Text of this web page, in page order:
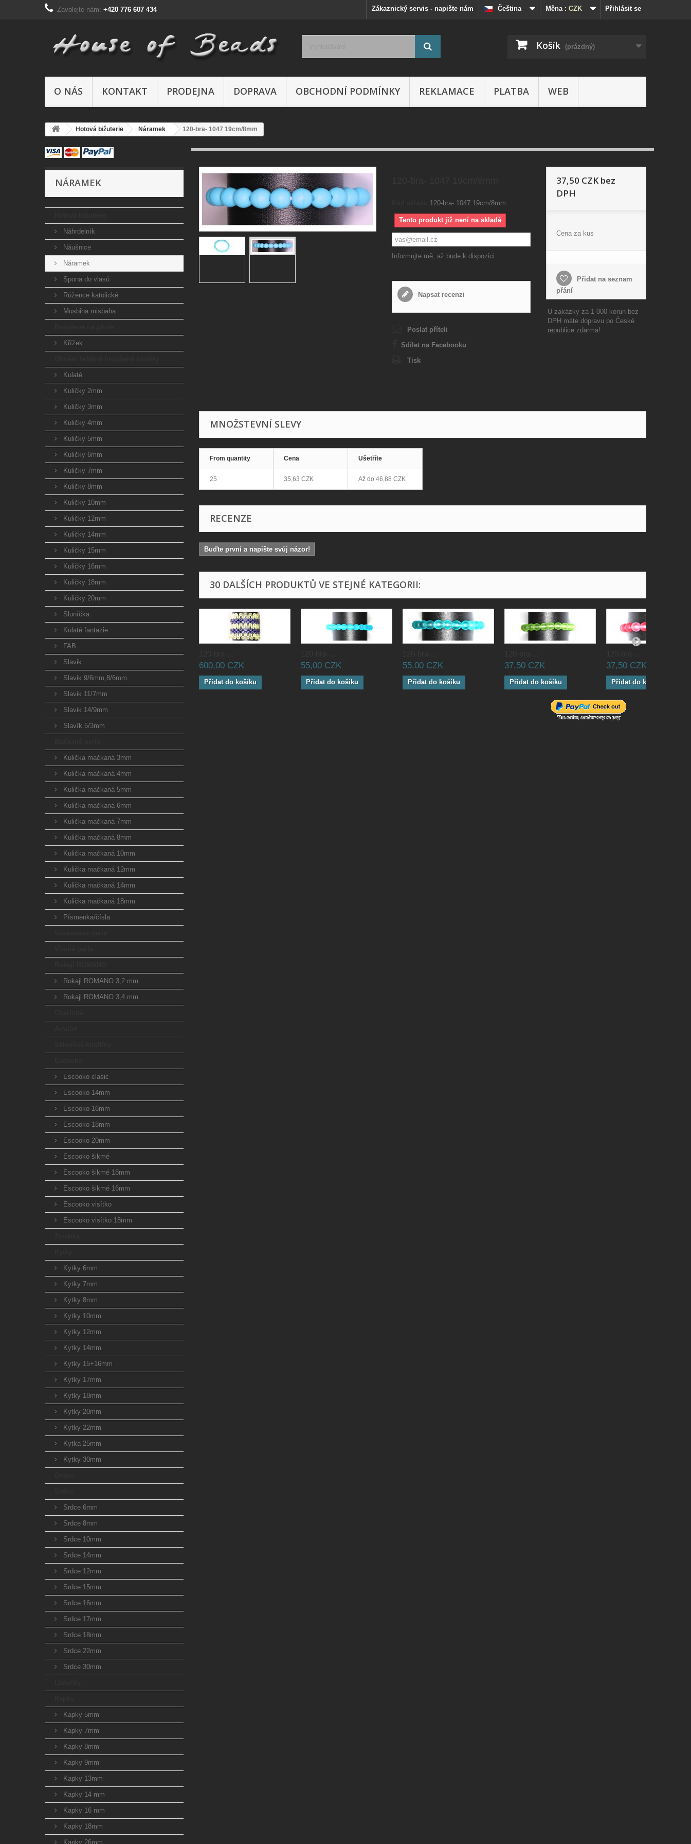
Přihlásit se
Měna : CZK
Čeština
Zákaznický servis - napište nám
Zavolejte nám: +420 776 607 434
Košík (prázdný)
O NÁS KONTAKT PRODEJNA DOPRAVA OBCHODNÍ PODMÍNKY REKLAMACE PLATBA WEB
Hotová bižuterie Náramek 120-bra- 1047 19cm/8mm
NÁRAMEK
Náhrdelník
Náušnice
Náramek
Spona do vlasů
Růžence katolické
Musbiha misbaha
Křížek
Kulaté
Kuličky 2mm
Kuličky 3mm
Kuličky 4mm
Kuličky 5mm
Kuličky 6mm
Kuličky 7mm
Kuličky 8mm
Kuličky 10mm
Kuličky 12mm
Kuličky 14mm
Kuličky 15mm
Kuličky 16mm
Kuličky 18mm
Kuličky 20mm
Sluníčka
Kulaté fantazie
FAB
Slavik
Slavik 9/6mm,8/6mm
Slavik 11/7mm
Slavik 14/9mm
Slavík 5/3mm
Kulička mačkaná 3mm
Kulička mačkaná 4mm
Kulička mačkaná 5mm
Kulička mačkaná 6mm
Kulička mačkaná 7mm
Kulička mačkaná 8mm
Kulička mačkaná 10mm
Kulička mačkaná 12mm
Kulička mačkaná 14mm
Kulička mačkaná 18mm
Písmenka/čísla
Rokajl ROMANO 3,2 mm
Rokajl ROMANO 3,4 mm
Escooko clasic
Escooko 14mm
Escooko 16mm
Escooko 18mm
Escooko 20mm
Escooko šikmé
Escooko šikmé 18mm
Escooko šikmé 16mm
Escooko visítko
Escooko visítko 18mm
Kytky 6mm
Kytky 7mm
Kytky 8mm
Kytky 10mm
Kytky 12mm
Kytky 14mm
Kytky 15+16mm
Kytky 17mm
Kytky 18mm
Kytky 20mm
Kytky 22mm
Kytka 25mm
Kytky 30mm
Srdce 6mm
Srdce 8mm
Srdce 10mm
Srdce 14mm
Srdce 12mm
Srdce 15mm
Srdce 16mm
Srdce 17mm
Srdce 18mm
Srdce 22mm
Srdce 30mm
Kapky 5mm
Kapky 7mm
Kapky 8mm
Kapky 9mm
Kapky 13mm
Kapky 14 mm
Kapky 16 mm
Kapky 18mm
Kapky 26mm
120-bra- 1047 19cm/8mm
Tento produkt již není na skladě
Informujte mě, až bude k dispozici
Napsat recenzi
Poslat příteli
Sdílet na Facebooku
Tisk
37,50 CZKbez
DPH
Cena za kus
Přidat na seznam
přání
U zakázky za 1 000 korun bez
DPH máte dopravu po České
republice zdarma!
MNOŽSTEVNÍ SLEVY
From quantity Cena Ušetříte
25 35,63 CZK Až do 46,88 CZK
RECENZE
Buďte první a napište svůj názor!
30 DALŠÍCH PRODUKTŮ VE STEJNÉ KATEGORII:
600,00 CZK
Přidat do košíku
55,00 CZK
Přidat do košíku
55,00 CZK
Přidat do košíku
37,50 CZK
Přidat do košíku
37,50 CZK
Přidat do košíku